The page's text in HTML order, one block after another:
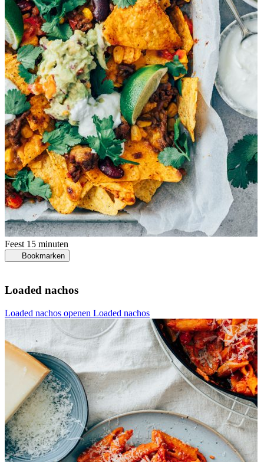
Feest 15 minuten
Bookmarken
Loaded nachos
Loaded nachos openen Loaded nachos